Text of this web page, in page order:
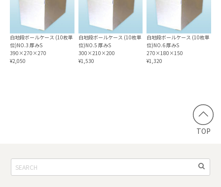
白地段ボールケース (10枚単
位)NO.3 厚みS
390×270×270
¥2,050
白地段ボールケース (10枚単
位)NO.5 厚みS
300×210×200
¥1,530
白地段ボールケース (10枚単
位)NO.6 厚みS
270×180×150
¥1,320
TOP